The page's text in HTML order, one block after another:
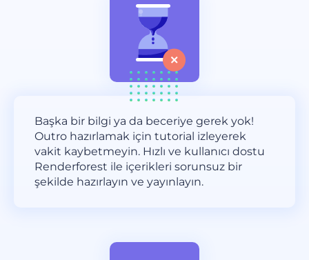
Başka bir bilgi ya da beceriye gerek yok!
Outro hazırlamak için tutorial izleyerek
vakit kaybetmeyin. Hızlı ve kullanıcı dostu
Renderforest ile içerikleri sorunsuz bir
şekilde hazırlayın ve yayınlayın.